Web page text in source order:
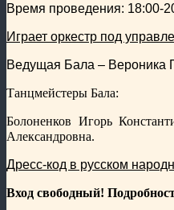
Время проведения: 18:00-
Играет оркестр под
Ведущая Бала – Вероника
Танцмейстеры Бала:
Болоненков Игорь
Александровна.
Дресс-код в русском
Вход свободный!